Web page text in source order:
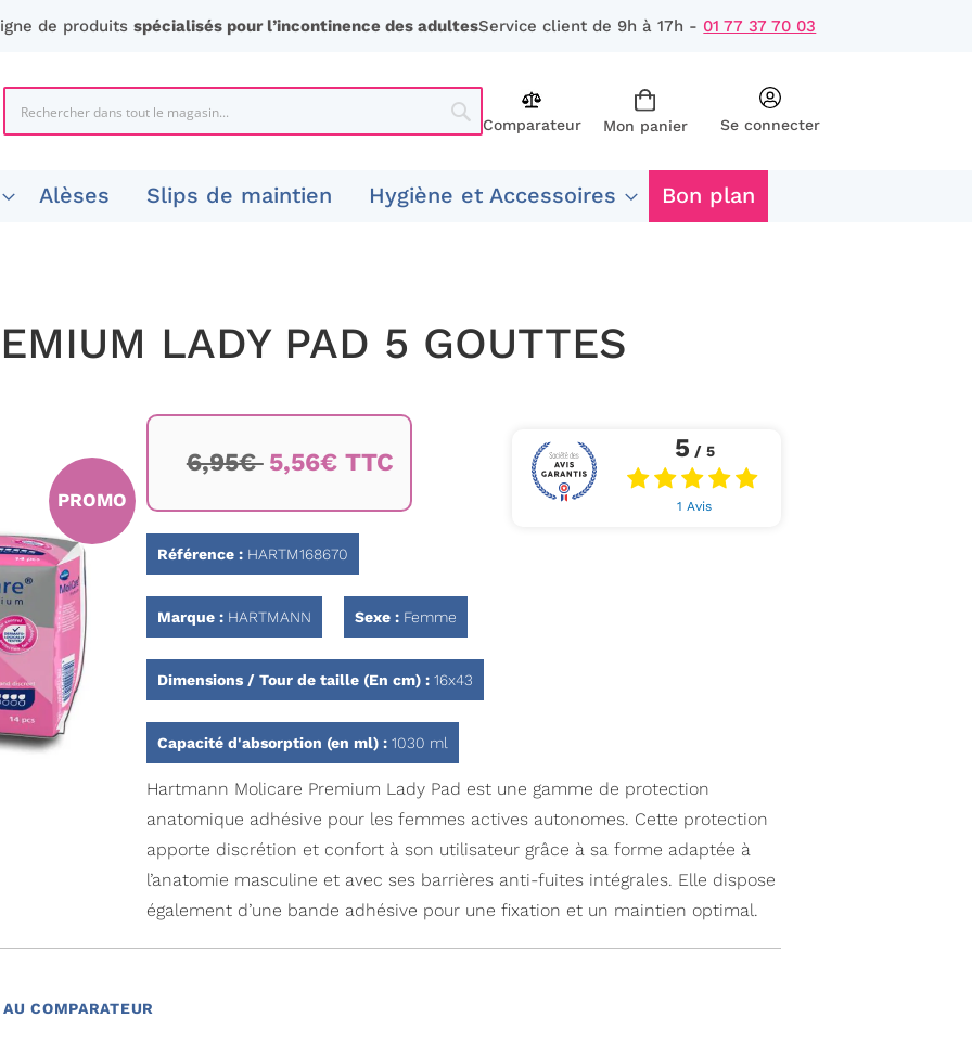
de produitsspécialisés pour l’incontinence des adultesService client de 9h à 17h - 01 77 37 70 03
Chercher
Comparateur Mon panier Se connecter
Alèses Slips de maintien Hygiène et Accessoires Bon plan
LADY PAD 5 GOUTTES
5 / 5
1 Avis
PROMO
6,95€ 5,56€ TTC
Référence :HARTM168670
Marque :HARTMANN Sexe :Femme
Dimensions / Tour de taille (En cm) :16x43
Capacité d'absorption (en ml) :1030 ml
Hartmann Molicare Premium Lady Pad est une gamme de protection
anatomique adhésive pour les femmes actives autonomes. Cette protection
apporte discrétion et confort à son utilisateur grâce à sa forme adaptée à
l’anatomie masculine et avec ses barrières anti-fuites intégrales. Elle dispose
également d’une bande adhésive pour une fixation et un maintien optimal.
COMPARATEUR